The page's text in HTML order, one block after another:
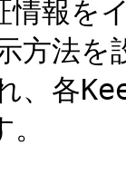
報を
方法を
、各